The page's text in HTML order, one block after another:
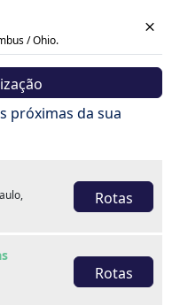
/ Ohio.
próximas da sua
Rotas
Rotas